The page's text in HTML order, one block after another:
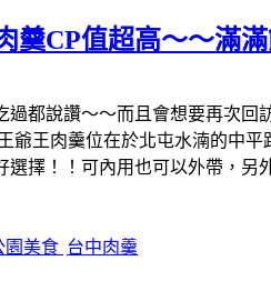
羹CP值超高～～滿
都說讚～～而且會想要再次
爺王肉羹位在於北屯水湳的中
擇！！可內用也可以外帶，另
園美食 台中肉羹